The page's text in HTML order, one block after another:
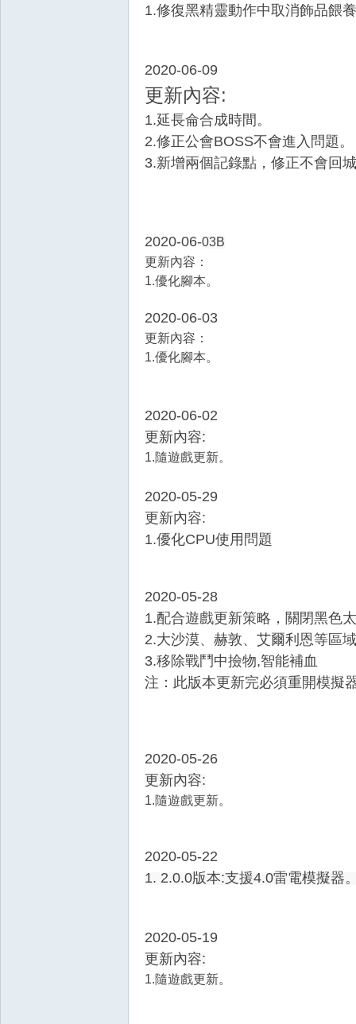
1.修復黑精靈動作中取消飾品餵
2020-06-09
更新內容:
1.延長侖合成時間。
2.修正公會BOSS不會進入問題。
3.新增兩個記錄點，修正不會回
2020-06-03B
更新內容：
1.優化腳本。
2020-06-03
更新內容：
1.優化腳本。
2020-06-02
更新內容:
1.隨遊戲更新。
2020-05-29
更新內容:
1.優化CPU使用問題
2020-05-28
1.配合遊戲更新策略，關閉黑色
2.大沙漠、赫敦、艾爾利恩等區
3.移除戰鬥中撿物,智能補血
注：此版本更新完必須重開模擬
2020-05-26
更新內容:
1.隨遊戲更新。
2020-05-22
1. 2.0.0版本:支援4.0雷電模擬器
2020-05-19
更新內容:
1.隨遊戲更新。